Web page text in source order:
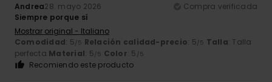
Andrea28. mayo 2026
Compra verificada
Siempre porque sí
Mostrar original - Italiano
Comodidad: 5/5 Relación calidad-precio: 5/5 Talla: Talla
perfecta Material: 5/5 Color: 5 /5
Recomiendo este producto